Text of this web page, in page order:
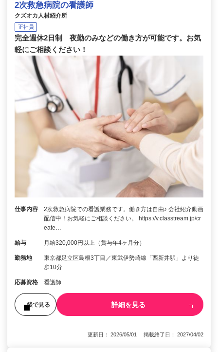
2次救急病院の看護師
クズオカ人材紹介所
正社員
完全週休2日制 夜勤のみなどの働き方が可能です。お気
軽にご相談ください！
仕事内容
2次救急病院での看護業務です。働き方は自由♪ 会社紹介動画
配信中！お気軽にご相談ください。 https://v.classtream.jp/cr
eate…
給与 月給320,000円以上（賞与年4ヶ月分）
勤務地
東京都足立区島根3丁目／東武伊勢崎線「西新井駅」より徒
歩10分
応募資格 看護師
後で見る 詳細を見る
更新日： 2026/05/01 掲載終了日： 2027/04/02